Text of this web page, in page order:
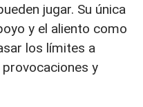
jugar. Su única
y el aliento como
los límites a
y